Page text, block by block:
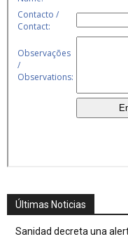
Últimas Noticias
Sanidad decreta una